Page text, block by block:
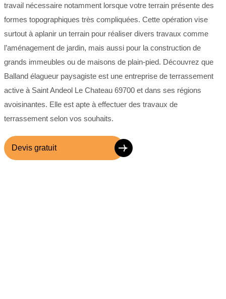
travail nécessaire notamment lorsque votre terrain présente des
formes topographiques très compliquées. Cette opération vise
surtout à aplanir un terrain pour réaliser divers travaux comme
l’aménagement de jardin, mais aussi pour la construction de
grands immeubles ou de maisons de plain-pied. Découvrez que
Balland élagueur paysagiste est une entreprise de terrassement
active à Saint Andeol Le Chateau 69700 et dans ses régions
avoisinantes. Elle est apte à effectuer des travaux de
terrassement selon vos souhaits.
Devis gratuit